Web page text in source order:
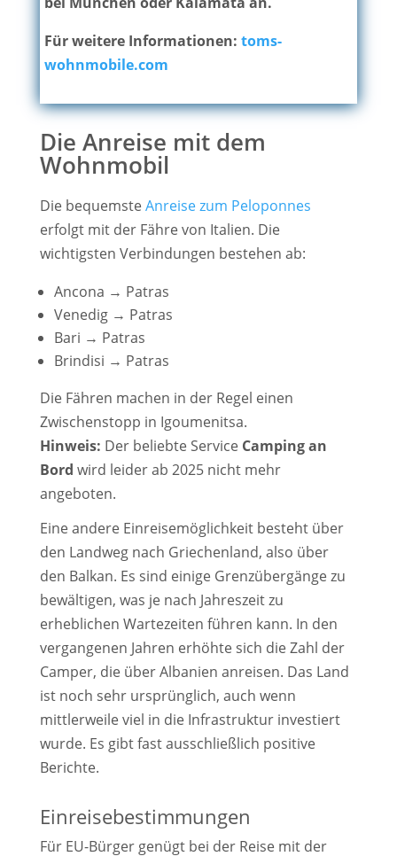
Für weitere Informationen: toms-
wohnmobile.com
Die Anreise mit dem
Wohnmobil
Die bequemsteAnreise zum Peloponnes
erfolgt mit der Fähre von Italien. Die
wichtigsten Verbindungen bestehen ab:
Ancona → Patras
Venedig → Patras
Bari → Patras
Brindisi → Patras
Die Fähren machen in der Regel einen
Zwischenstopp in Igoumenitsa.
Hinweis: Der beliebte Service Camping an
Bord wird leider ab 2025 nicht mehr
angeboten.
Eine andere Einreisemöglichkeit besteht über
den Landweg nach Griechenland, also über
den Balkan. Es sind einige Grenzübergänge zu
bewältigen, was je nach Jahreszeit zu
erheblichen Wartezeiten führen kann. In den
vergangenen Jahren erhöhte sich die Zahl der
Camper, die über Albanien anreisen. Das Land
ist noch sehr ursprünglich, auch wenn
mittlerweile viel in die Infrastruktur investiert
wurde. Es gibt fast ausschließlich positive
Berichte.
Einreisebestimmungen
Für EU-Bürger genügt bei der Reise mit der